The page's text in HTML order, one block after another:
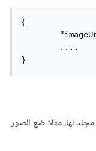
{
	"imageUrl": "img.jpg",
	....
}
لها، مثلا ضع الصور